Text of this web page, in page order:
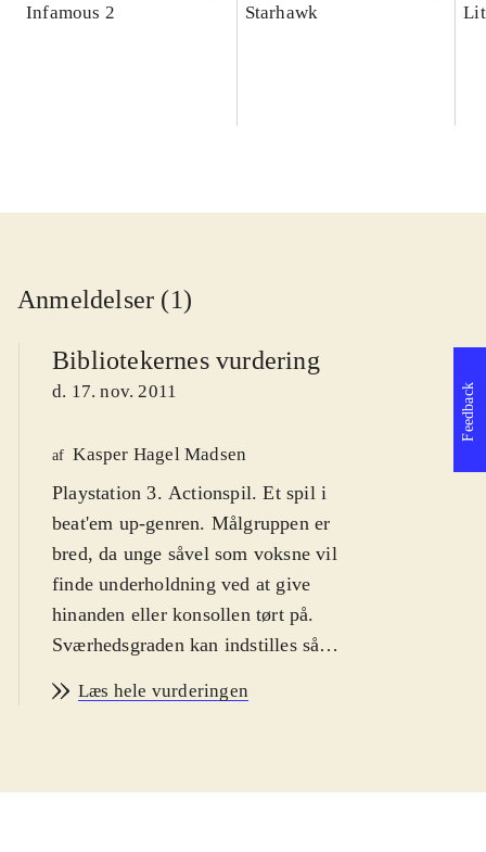
Infamous 2 Starhawk
Anmeldelser (1)
Bibliotekernes vurdering
d. 17. nov. 2011
af Kasper Hagel Madsen
Playstation 3. Actionspil. Et spil i
beat'em up-genren. Målgruppen er
bred, da unge såvel som voksne vil
finde underholdning ved at give
hinanden eller konsollen tørt på.
Sværhedsgraden kan indstilles så
Ikon for vold. PEGI: 16.
en PS3 remasteret udgave. Takket
Læs hele vurderingen
Feedback